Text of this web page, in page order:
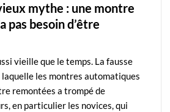
mythe : une montre
pas besoin d’être
vieille que le temps. La fausse
les montres automatiques
remontées a trompé de
en particulier les novices, qui